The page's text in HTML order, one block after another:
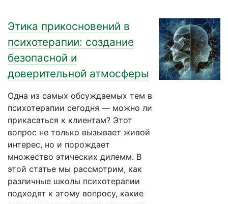
Этика прикосновений в
психотерапии: создание
безопасной и
доверительной атмосферы
Одна из самых обсуждаемых тем в
психотерапии сегодня — можно ли
прикасаться к клиентам? Этот
вопрос не только вызывает живой
интерес, но и порождает
множество этических дилемм. В
этой статье мы рассмотрим, как
различные школы психотерапии
подходят к этому вопросу, какие